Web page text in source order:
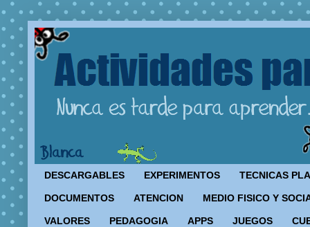
DESCARGABLES EXPERIMENTOS TECNICAS
DOCUMENTOS ATENCION MEDIO FISICO Y
VALORES PEDAGOGIA APPS JUEGOS